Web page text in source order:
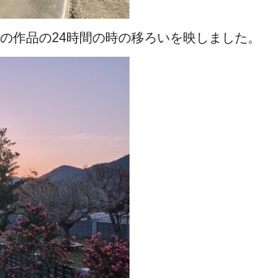
作品の24時間の時の移ろいを映しました。